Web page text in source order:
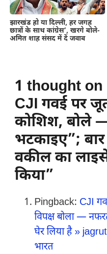
झारखंड हो या दिल्ली, हर जगह
छात्रों के साथ कांग्रेस’, खरगे बोले-
अमित शाह संसद में दें जवाब
1 thought on
CJI गवई पर
कोशिश, बोले
भटकाइए”;
वकील का
किया”
Pingback: CJI
विपक्ष बोला —
घेर लिया है »
भारत